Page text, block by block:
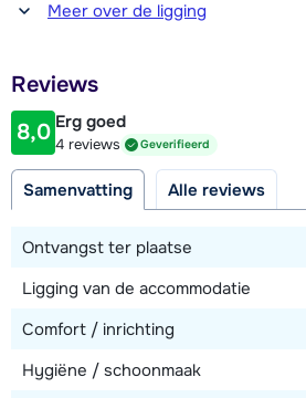
in het dorp (dichtstbijzijnde op ca. 50
Afstand tot winkel(s)
400 meter
400 meter
Afstand tot piste
250 meter
Meer over de ligging
Reviews
8,0 Erg goed
4 reviews Geverifieerd
Samenvatting Alle reviews
Ontvangst ter plaatse
Ligging van de accommodatie
Comfort / inrichting
Hygiëne / schoonmaak